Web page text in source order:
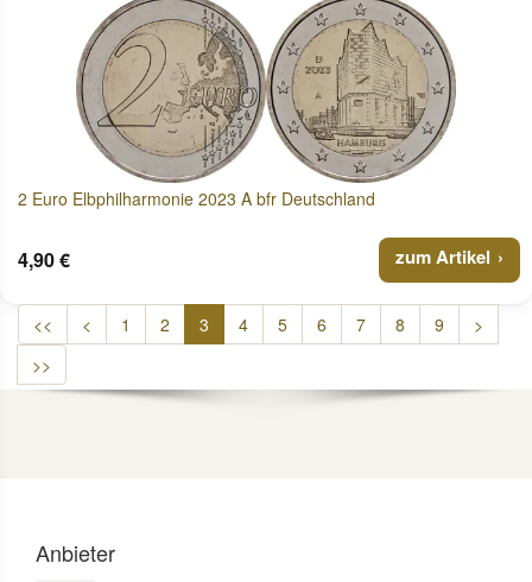
2 Euro Elbphilharmonie 2023 A bfr Deutschland
4,90 € zum Artikel
<< < 1 2 3 4 5 6 7 8 9
>
>>
Anbieter